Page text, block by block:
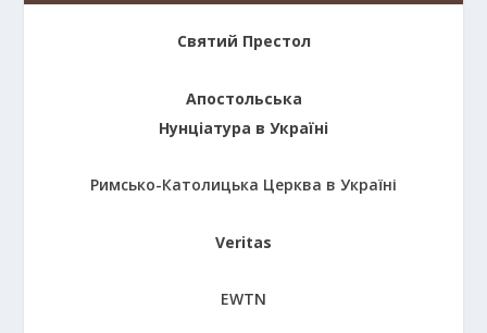
Святий Престол
Апостольська
Нунціатура в Україні
Римсько-Католицька Церква в Україні
Veritas
EWTN